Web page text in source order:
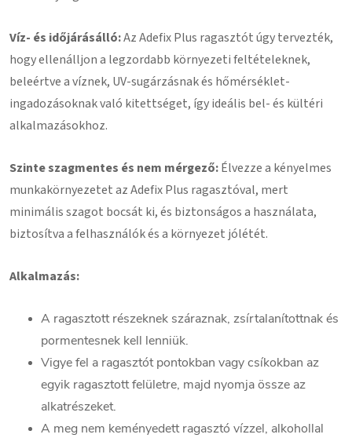
Víz- és időjárásálló:Az Adefix Plus ragasztót úgy tervezték,
hogy ellenálljon a legzordabb környezeti feltételeknek,
beleértve a víznek, UV-sugárzásnak és hőmérséklet-
ingadozásoknak való kitettséget, így ideális bel- és kültéri
alkalmazásokhoz.
Szinte szagmentes és nem mérgező:Élvezze a kényelmes
munkakörnyezetet az Adefix Plus ragasztóval, mert
minimális szagot bocsát ki, és biztonságos a használata,
biztosítva a felhasználók és a környezet jólétét.
Alkalmazás:
A ragasztott részeknek száraznak, zsírtalanítottnak és
pormentesnek kell lenniük.
Vigye fel a ragasztót pontokban vagy csíkokban az
egyik ragasztott felületre, majd nyomja össze az
alkatrészeket.
A meg nem keményedett ragasztó vízzel, alkohollal